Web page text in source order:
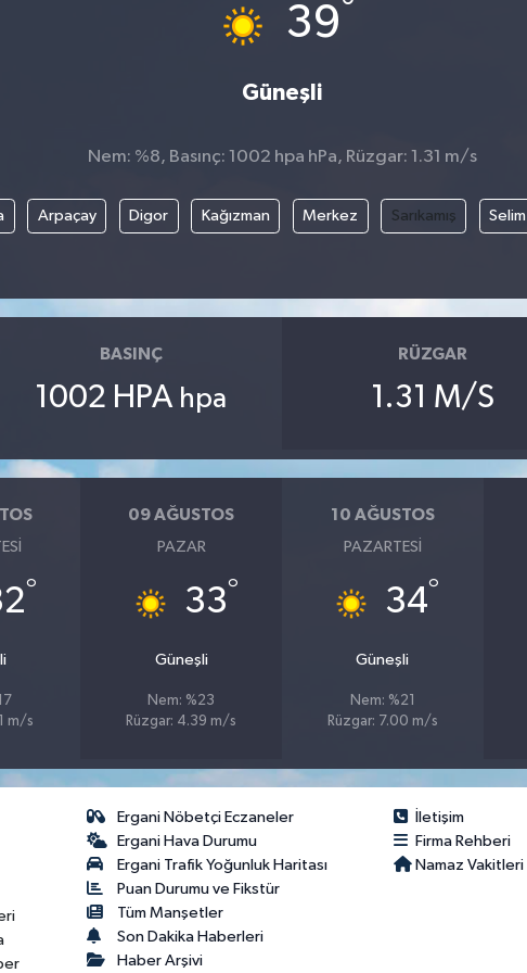
39°
Güneşli
Nem: %8, Basınç: 1002 hpa hPa, Rüzgar: 1.31 m/s
Arpaçay Digor Kağızman Merkez Sarıkamış Selim
BASINÇ
1002 HPA hpa
RÜZGAR
1.31 M/S
°
m/s
09 AĞUSTOS
PAZAR
33°
Güneşli
Nem: %23
Rüzgar: 4.39 m/s
10 AĞUSTOS
PAZARTESI
34°
Güneşli
Nem: %21
Rüzgar: 7.00 m/s
Ergani Nöbetçi Eczaneler
Ergani Hava Durumu
Ergani Trafik Yoğunluk Haritası
Puan Durumu ve Fikstür
Tüm Manşetler
Son Dakika Haberleri
Haber Arşivi
İletişim
Firma Rehberi
Namaz Vakitleri